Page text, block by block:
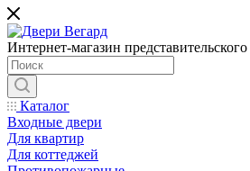
Интернет-магазин представительского
Каталог
Входные двери
Для квартир
Для коттеджей